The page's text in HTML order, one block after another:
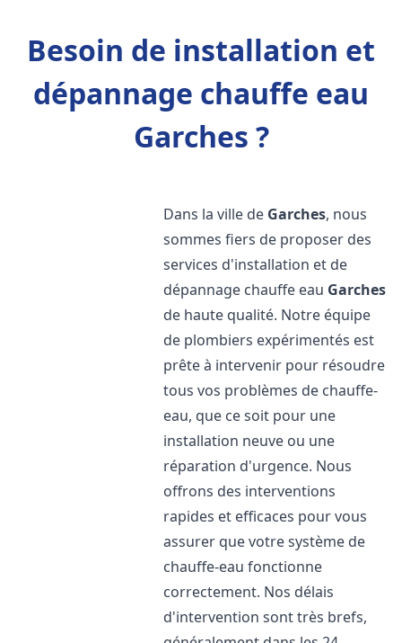
Besoin de installation et
dépannage chauffe eau
Garches ?
Dans la ville de Garches, nous
sommes fiers de proposer des
services d'installation et de
dépannage chauffe eau Garches
de haute qualité. Notre équipe
de plombiers expérimentés est
prête à intervenir pour résoudre
tous vos problèmes de chauffe-
eau, que ce soit pour une
installation neuve ou une
réparation d'urgence. Nous
offrons des interventions
rapides et efficaces pour vous
assurer que votre système de
chauffe-eau fonctionne
correctement. Nos délais
d'intervention sont très brefs,